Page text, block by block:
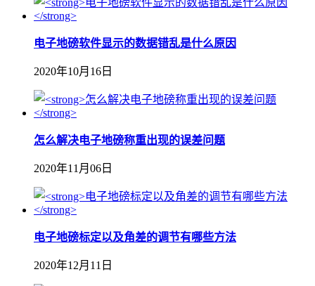
电子地磅软件显示的数据错乱是什么原因
2020年10月16日
怎么解决电子地磅称重出现的误差问题
2020年11月06日
电子地磅标定以及角差的调节有哪些方法
2020年12月11日